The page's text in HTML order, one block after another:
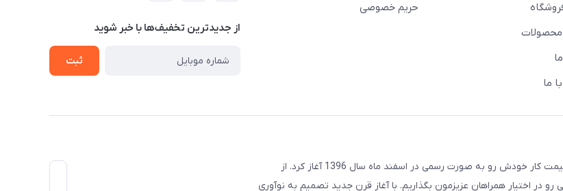
ما
حریم خصوصی
از جدید‌ترین تخفیف‌ها با‌ خبر شوید
ثبت
مجموعه تکنودرویش با هدف ارائه به روزترین تکنولوژی روز با مناسب‌ترین قیمت کار خودش رو به صورت رسمی در اسفند ماه سال 1396 آغاز کرد. از
در اختیار همراهان عزیزمون بگذاریم. با آغاز قرن جدید تصمیم به نوآوری